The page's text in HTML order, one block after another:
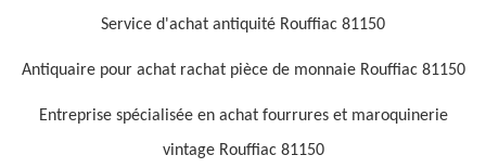
Service d'achat antiquité Rouffiac 81150
Antiquaire pour achat rachat pièce de monnaie Rouffiac 81150
Entreprise spécialisée en achat fourrures et maroquinerie
vintage Rouffiac 81150